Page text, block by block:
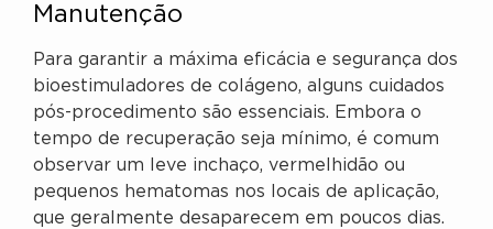
Manutenção
Para garantir a máxima eficácia e segurança dos
bioestimuladores de colágeno, alguns cuidados
pós-procedimento são essenciais. Embora o
tempo de recuperação seja mínimo, é comum
observar um leve inchaço, vermelhidão ou
pequenos hematomas nos locais de aplicação,
que geralmente desaparecem em poucos dias.